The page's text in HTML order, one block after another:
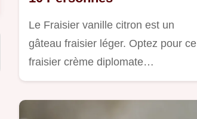
Le Fraisier vanille citron est un
gâteau fraisier léger. Optez pour ce
fraisier crème diplomate…